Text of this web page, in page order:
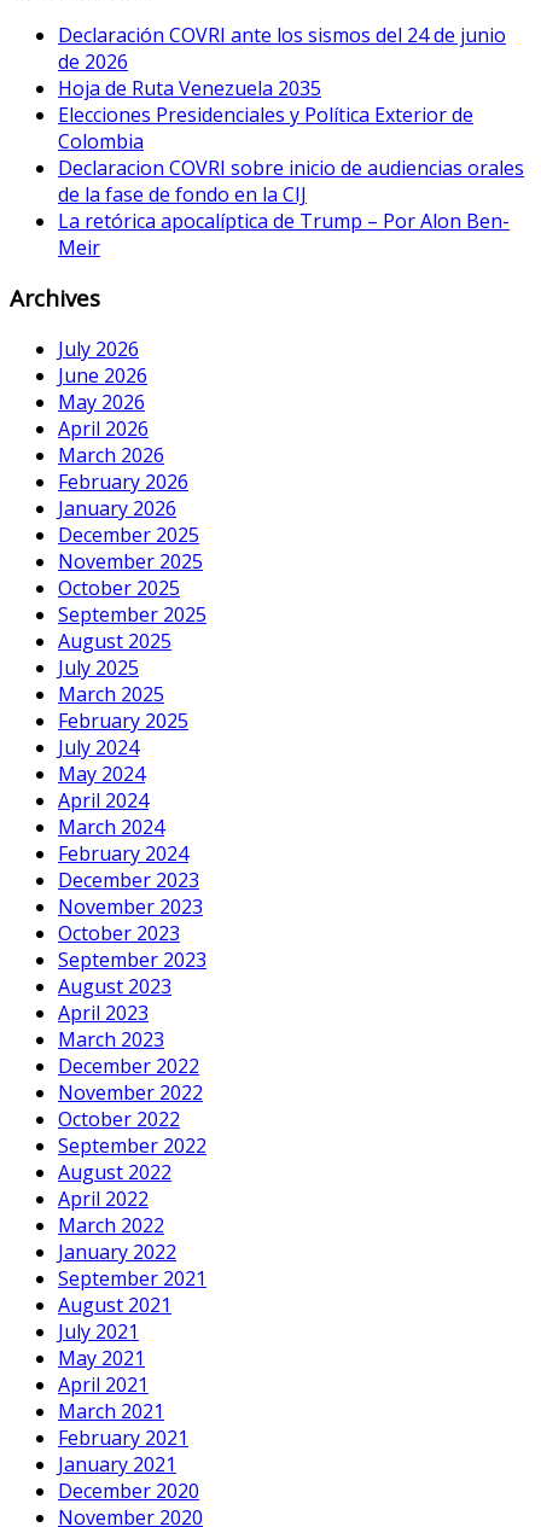
Declaración COVRI ante los sismos del 24 de junio
de 2026
Hoja de Ruta Venezuela 2035
Elecciones Presidenciales y Política Exterior de
Colombia
Declaracion COVRI sobre inicio de audiencias orales
de la fase de fondo en la CIJ
La retórica apocalíptica de Trump – Por Alon Ben-
Meir
Archives
July 2026
June 2026
May 2026
April 2026
March 2026
February 2026
January 2026
December 2025
November 2025
October 2025
September 2025
August 2025
July 2025
March 2025
February 2025
July 2024
May 2024
April 2024
March 2024
February 2024
December 2023
November 2023
October 2023
September 2023
August 2023
April 2023
March 2023
December 2022
November 2022
October 2022
September 2022
August 2022
April 2022
March 2022
January 2022
September 2021
August 2021
July 2021
May 2021
April 2021
March 2021
February 2021
January 2021
December 2020
November 2020